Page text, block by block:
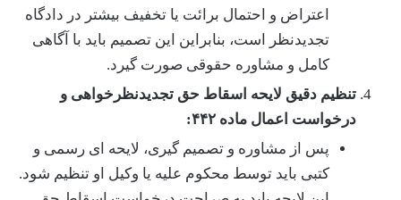
اعتراض و احتمال برائت یا تخفیف بیشتر در دادگاه
تجدیدنظر است، بنابراین این تصمیم باید با آگاهی
کامل و مشاوره حقوقی صورت گیرد.
تنظیم دقیق لایحه اسقاط حق تجدیدنظرخواهی و
درخواست اعمال ماده ۴۴۲:
پس از مشاوره و تصمیم گیری، لایحه ای رسمی و
کتبی باید توسط محکوم علیه یا وکیل او تنظیم شود.